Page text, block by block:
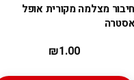
חיבור מצלמה מקורית אופל
₪1.00